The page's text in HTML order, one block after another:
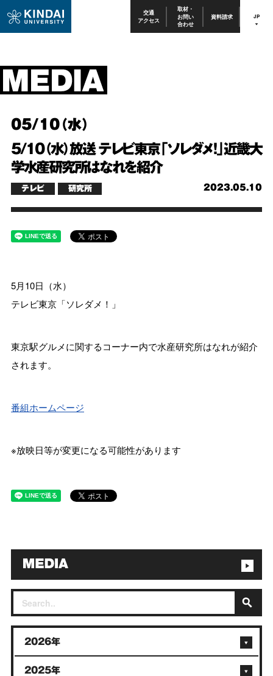
交通
アクセス
取材・
お問い
合わせ
資料請求 JP
05/10（水）
5/10（水）放送 テレビ東京「ソレダメ！」近畿大
学水産研究所はなれを紹介
2023.05.10
テレビ 研究所
5月10日（水）
テレビ東京「ソレダメ！」
東京駅グルメに関するコーナー内で水産研究所はなれが紹介
されます。
番組ホームページ
※放映日等が変更になる可能性があります
2026年
2025年